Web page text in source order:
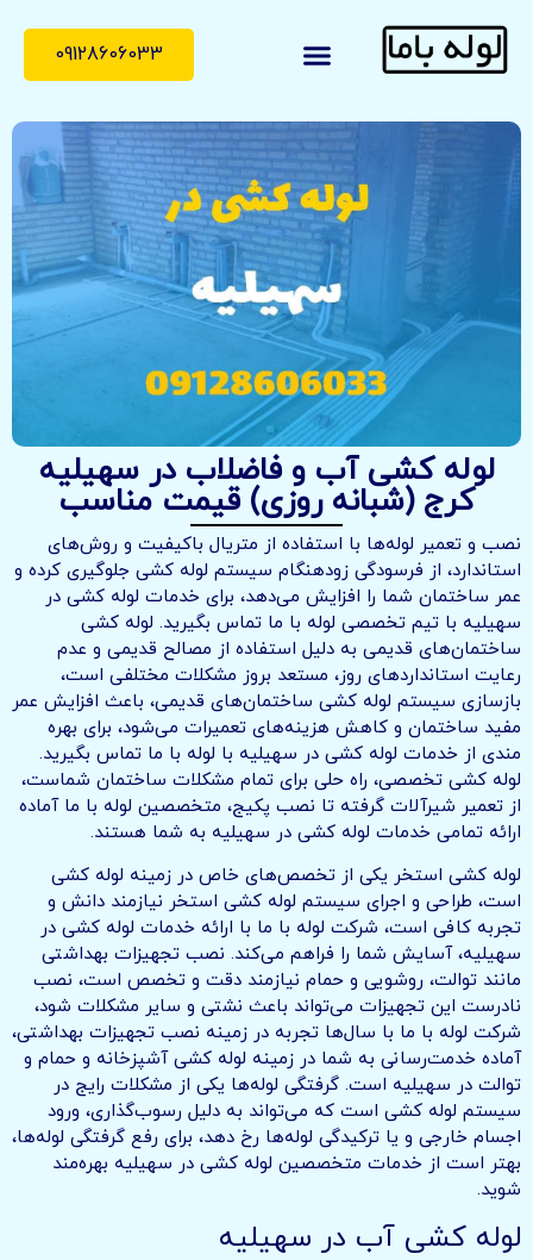
09128606033
لوله کشی آب و فاضلاب در سهیلیه
کرج (شبانه روزی) قیمت مناسب
نصب و تعمیر لوله‌ها با استفاده از متریال باکیفیت و روش‌های
استاندارد، از فرسودگی زودهنگام سیستم لوله کشی جلوگیری کرده و
عمر ساختمان شما را افزایش می‌دهد، برای خدمات لوله کشی در
سهیلیه با تیم تخصصی لوله با ما تماس بگیرید. لوله کشی
ساختمان‌های قدیمی به دلیل استفاده از مصالح قدیمی و عدم
رعایت استانداردهای روز، مستعد بروز مشکلات مختلفی است،
بازسازی سیستم لوله کشی ساختمان‌های قدیمی، باعث افزایش عمر
مفید ساختمان و کاهش هزینه‌های تعمیرات می‌شود، برای بهره
مندی از خدمات لوله کشی در سهیلیه با لوله با ما تماس بگیرید.
لوله کشی تخصصی، راه حلی برای تمام مشکلات ساختمان شماست،
از تعمیر شیرآلات گرفته تا نصب پکیج، متخصصین لوله با ما آماده
ارائه تمامی خدمات لوله کشی در سهیلیه به شما هستند.
لوله کشی استخر یکی از تخصص‌های خاص در زمینه لوله کشی
است، طراحی و اجرای سیستم لوله کشی استخر نیازمند دانش و
تجربه کافی است، شرکت لوله با ما با ارائه خدمات لوله کشی در
سهیلیه، آسایش شما را فراهم می‌کند. نصب تجهیزات بهداشتی
مانند توالت، روشویی و حمام نیازمند دقت و تخصص است، نصب
نادرست این تجهیزات می‌تواند باعث نشتی و سایر مشکلات شود،
شرکت لوله با ما با سال‌ها تجربه در زمینه نصب تجهیزات بهداشتی،
آماده خدمت‌رسانی به شما در زمینه لوله کشی آشپزخانه و حمام و
توالت در سهیلیه است. گرفتگی لوله‌ها یکی از مشکلات رایج در
سیستم لوله کشی است که می‌تواند به دلیل رسوب‌گذاری، ورود
اجسام خارجی و یا ترکیدگی لوله‌ها رخ دهد، برای رفع گرفتگی لوله‌ها،
بهتر است از خدمات متخصصین لوله کشی در سهیلیه بهره‌مند
شوید.
لوله کشی آب در سهیلیه